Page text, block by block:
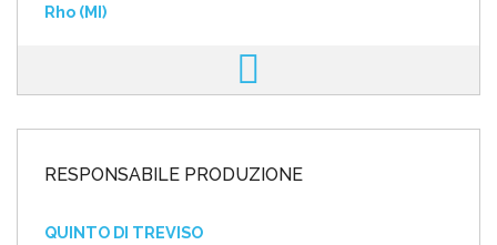
Rho (MI)
RESPONSABILE PRODUZIONE
QUINTO DI TREVISO